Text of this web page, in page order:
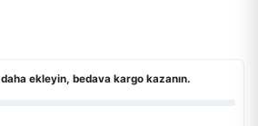
daha ekleyin, bedava kargo kazanın.